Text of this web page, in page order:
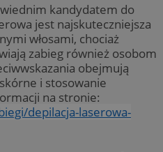
kandydatem do
jest najskuteczniejsza
włosami, chociaż
zabieg również osobom
obejmują
i stosowanie
na stronie:
depilacja-laserowa-